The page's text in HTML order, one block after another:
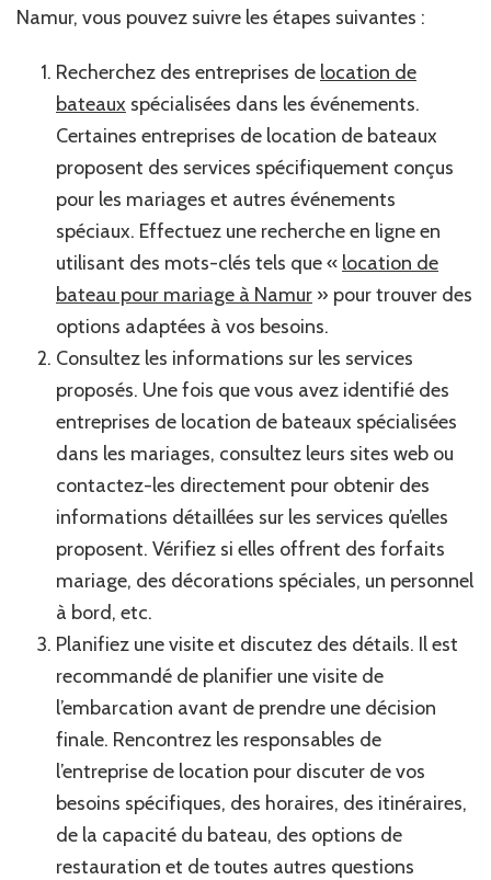
Namur, vous pouvez suivre les étapes suivantes :
Recherchez des entreprises de location de
bateaux spécialisées dans les événements.
Certaines entreprises de location de bateaux
proposent des services spécifiquement conçus
pour les mariages et autres événements
spéciaux. Effectuez une recherche en ligne en
utilisant des mots-clés tels que « location de
bateau pour mariage à Namur » pour trouver des
options adaptées à vos besoins.
Consultez les informations sur les services
proposés. Une fois que vous avez identifié des
entreprises de location de bateaux spécialisées
dans les mariages, consultez leurs sites web ou
contactez-les directement pour obtenir des
informations détaillées sur les services qu’elles
proposent. Vérifiez si elles offrent des forfaits
mariage, des décorations spéciales, un personnel
à bord, etc.
Planifiez une visite et discutez des détails. Il est
recommandé de planifier une visite de
l’embarcation avant de prendre une décision
finale. Rencontrez les responsables de
l’entreprise de location pour discuter de vos
besoins spécifiques, des horaires, des itinéraires,
de la capacité du bateau, des options de
restauration et de toutes autres questions